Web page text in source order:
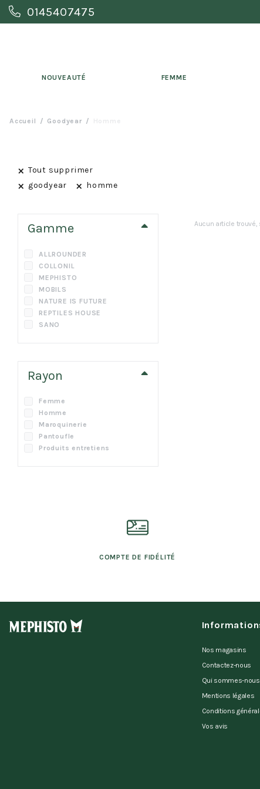
0145407475
NOUVEAUTÉ FEMME
Accueil Goodyear
× Tout supprimer
× goodyear × homme
Gamme
ALLROUNDER
COLLONIL
MEPHISTO
MOBILS
NATURE IS FUTURE
REPTILES HOUSE
SANO
Rayon
Femme
Homme
Maroquinerie
Pantoufle
Produits entretiens
Aucun article
COMPTE DE FIDÉLITÉ
Nos magasins
Contactez-nous
Qui sommes-nous
Mentions légales
Conditions
Vos avis